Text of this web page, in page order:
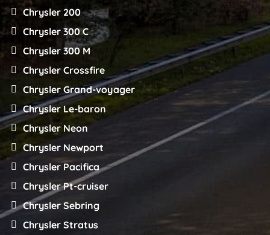
Chrysler 200
Chrysler 300 C
Chrysler 300 M
Chrysler Crossfire
Chrysler Grand-voyager
Chrysler Le-baron
Chrysler Neon
Chrysler Newport
Chrysler Pacifica
Chrysler Pt-cruiser
Chrysler Sebring
Chrysler Stratus